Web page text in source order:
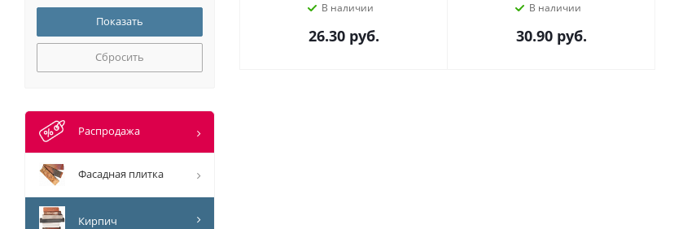
В наличии
26.30 руб.
В наличии
30.90 руб.
Сбросить
Распродажа
Фасадная плитка
Кирпич